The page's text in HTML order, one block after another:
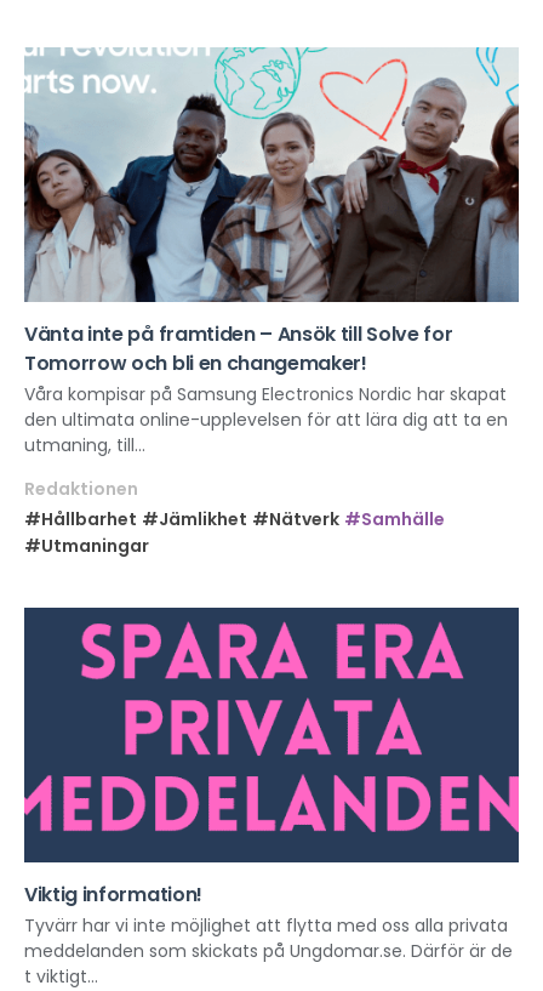
Vänta inte på framtiden – Ansök till Solve for
Tomorrow och bli en changemaker!
Våra kompisar på Samsung Electronics Nordic har skapat
den ultimata online-upplevelsen för att lära dig att ta en
utmaning, till...
Redaktionen
#Hållbarhet #Jämlikhet #Nätverk #Samhälle
#Utmaningar
Viktig information!
Tyvärr har vi inte möjlighet att flytta med oss alla privata
meddelanden som skickats på Ungdomar.se. Därför är de
t viktigt...